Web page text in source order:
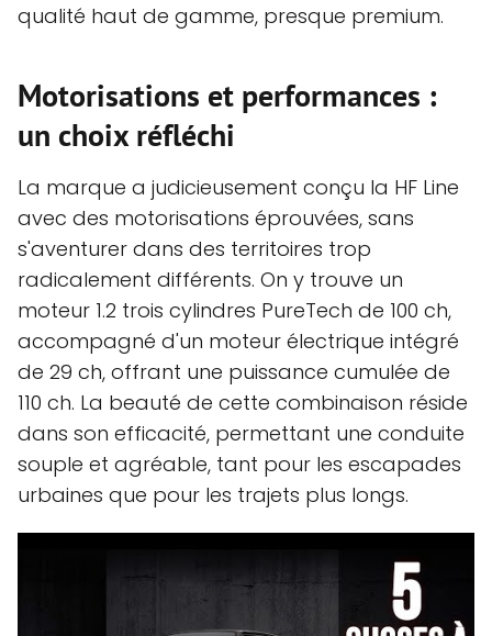
qualité haut de gamme, presque premium.
Motorisations et performances :
un choix réfléchi
La marque a judicieusement conçu la HF Line
avec des motorisations éprouvées, sans
s'aventurer dans des territoires trop
radicalement différents. On y trouve un
moteur 1.2 trois cylindres PureTech de 100 ch,
accompagné d'un moteur électrique intégré
de 29 ch, offrant une puissance cumulée de
110 ch. La beauté de cette combinaison réside
dans son efficacité, permettant une conduite
souple et agréable, tant pour les escapades
urbaines que pour les trajets plus longs.